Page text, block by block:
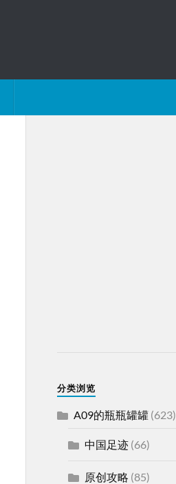
分类浏览
A09的瓶瓶罐罐(623)
中国足迹(66)
原创攻略 (85)